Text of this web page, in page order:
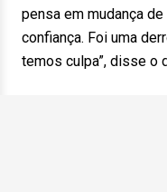
pensa em mudança
confiança. Foi uma
temos culpa”, disse o